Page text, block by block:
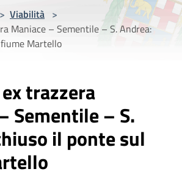
> Viabilità >
Maniace – Sementile – S. Andrea:
Martello
trazzera
Sementile – S.
il ponte sul